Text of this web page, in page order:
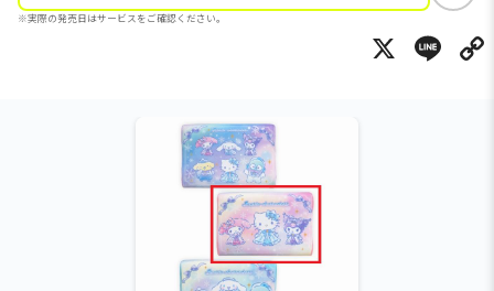
※実際の発売日はサービスをご確認ください。
ね
X